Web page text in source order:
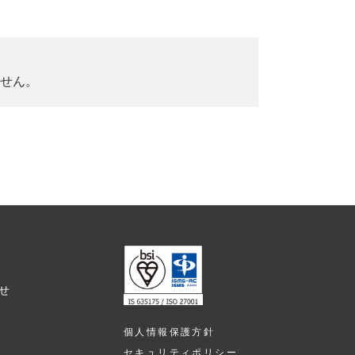
ん。
個人情報保護方針
セキュリティポリシー